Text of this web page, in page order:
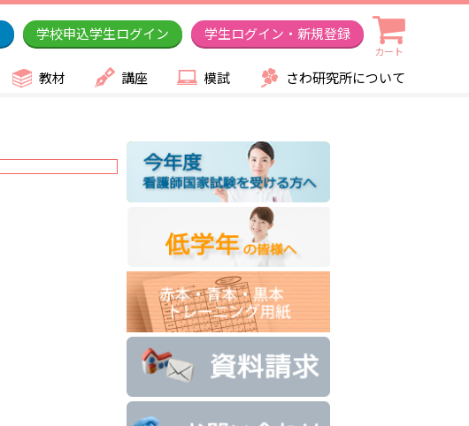
学校申込学生ログイン 学生ログイン・新規登録
カート
教材 講座 模試 さわ研究所について